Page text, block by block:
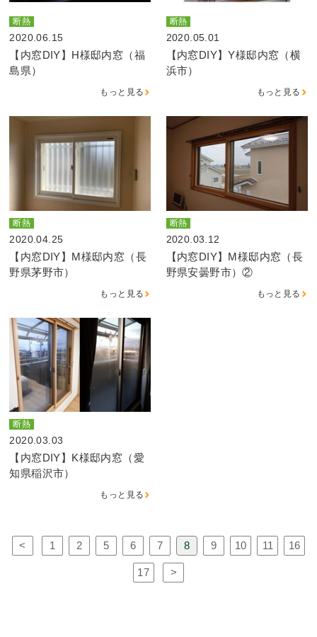
断熱
2020.06.15
【内窓DIY】H様邸内窓（福
島県）
もっと見る
断熱
2020.05.01
【内窓DIY】Y様邸内窓（横
浜市）
もっと見る
断熱
2020.04.25
【内窓DIY】M様邸内窓（長
野県茅野市）
もっと見る
断熱
2020.03.12
【内窓DIY】M様邸内窓（長
野県安曇野市）②
もっと見る
断熱
2020.03.03
【内窓DIY】K様邸内窓（愛
知県稲沢市）
もっと見る
< 1 2 5 6 7 8 9 10 11 16
17 >